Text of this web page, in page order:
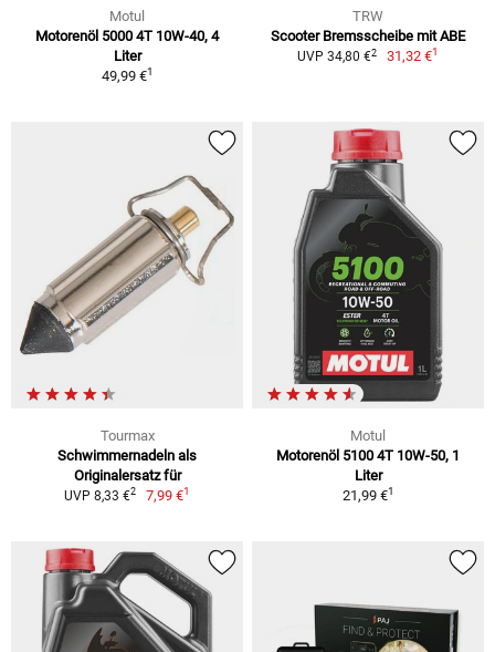
Motul
Motorenöl 5000 4T 10W-40, 4
Liter
49,99 €1
TRW
Scooter Bremsscheibe mit ABE
UVP 34,80 €2 31,32 €1
Tourmax
Schwimmernadeln als
Originalersatz für
UVP 8,33 €2 7,99 €1
Motul
Motorenöl 5100 4T 10W-50, 1
Liter
21,99 €1